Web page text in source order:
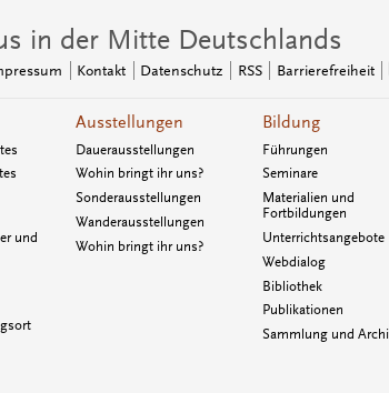
in der Mitte Deutschlands
Kontakt Datenschutz RSS Barrierefreiheit
und
Ausstellungen
Dauerausstellungen
Wohin bringt ihr uns?
Sonderausstellungen
Wanderausstellungen
Wohin bringt ihr uns?
Bildung
Führungen
Seminare
Materialien und
Fortbildungen
Unterrichtsangebote
Webdialog
Bibliothek
Publikationen
Sammlung und